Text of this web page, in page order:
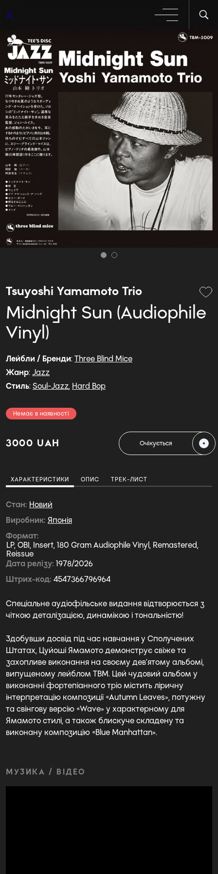
Tsuyoshi Yamamoto Trio
Midnight Sun (Audiophile
Vinyl)
Лейбли / Бренди: Three Blind Mice
Жанр: Jazz
Стиль: Soul-Jazz, Hard Bop
Немає в наявності
3000 UAH Очікується
ХАРАКТЕРИСТИКИ ОПИС ТРЕК-ЛИСТ
Стан Новий
Виробник Японія
Формат
LP, OBI, Insert, 180 Gram Audiophile Vinyl, Remastered,
Reissue
Дата релізу 1978/2026
Штрих-код 4547366796964
Спеціальне аудіофільське видання відтворюється з
чіткою деталізацією, динамікою і тональністю!
Здобувши досвід під час навчання у Сполучених
Штатах, Цуйоші Ямамото демонструє свіже та
захопливе виконання на своєму дев’ятому альбомі,
випущеному лейблом TBM. Цей чудовий альбом у
виконанні фортепіанного тріо містить ліричну
інтерпретацію композиції «Autumn Leaves», потужну
та свінгову версію «Wave» у характерному для
Ямамото стилі, а також блискуче складену та
виконану композицію «Blue Manhattan».
МУЗИКА / ВІДЕО